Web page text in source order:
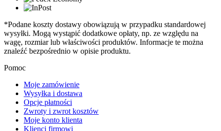
*Podane koszty dostawy obowiązują w przypadku standardowej
wysyłki. Mogą wystąpić dodatkowe opłaty, np. ze względu na
wagę, rozmiar lub właściwości produktów. Informacje te można
znaleźć bezpośrednio w opisie produktu.
Pomoc
Moje zamówienie
Wysyłka i dostawa
Opcje płatności
Zwroty i zwrot kosztów
Moje konto klienta
Klienci firmowi